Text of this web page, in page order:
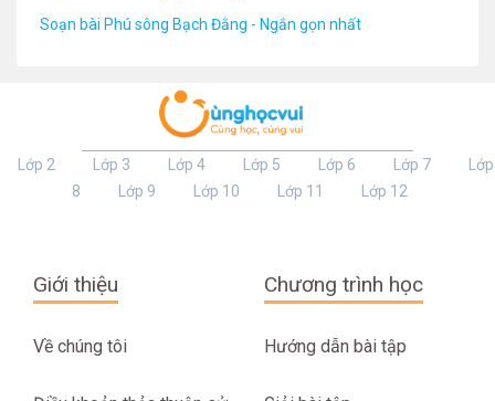
Soạn bài Phú sông Bạch Đằng - Ngắn gọn nhất
Lớp 2 Lớp 3 Lớp 4 Lớp 5 Lớp 6 Lớp 7
Lớp
8
Lớp 9 Lớp 10 Lớp 11 Lớp 12
Giới thiệu
Về chúng tôi
Chương trình học
Hướng dẫn bài tập